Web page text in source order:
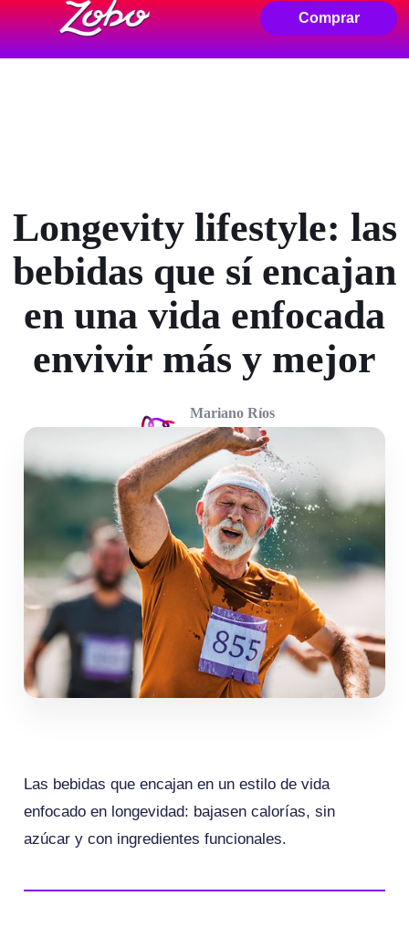
Comprar
Longevity lifestyle: las
bebidas que sí encajan
en una vida enfocada
envivir más y mejor
Mariano Ríos
marzo 16, 2026
Las bebidas que encajan en un estilo de vida
enfocado en longevidad: bajasen calorías, sin
azúcar y con ingredientes funcionales.